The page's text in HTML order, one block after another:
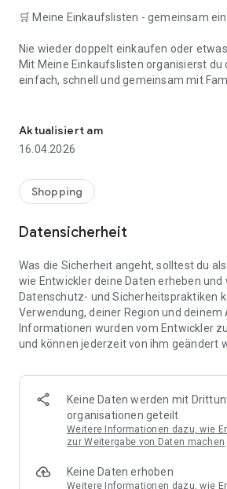
🛒 Meine Einkaufslisten - gemeinsam
Nie wieder doppelt einkaufen oder
Mit Meine Einkaufslisten organisierst du
einfach, schnell und gemeinsam mit
👨‍👩‍👧 Gemeinsame Einkaufslisten in
⚡ Superschnell & einfach: Liste in
sofort loslegen.
📱 Immer dabei: Deine Einkaufsliste ist jederzeit auf deinem
🤝 Teilen leicht gemacht: Lade andere
Einkauf gemeinsam.
🍳 Zutaten direkt aus Rezepten
Zutaten von Rezept-Webseiten und
🚀 DEINE VORTEILE IM ALLTAG
* Nie wieder doppelte Einkäufe
* Kein Chaos mehr beim Einkaufen
* Bessere Abstimmung mit Familie &
* Perfekt für die Essensplanung
Aktualisiert am
16.04.2026
Shopping
Datensicherheit
Was die Sicherheit angeht, solltest du
wie Entwickler deine Daten erheben und
Datenschutz- und Sicherheitspraktiken
Verwendung, deiner Region und deinem
Informationen wurden vom Entwickler
und können jederzeit von ihm geändert
Keine Daten werden mit
organisationen geteilt
Weitere Informationen dazu, wie
zur Weitergabe von Daten machen
Keine Daten erhoben
Weitere Informationen dazu, wie